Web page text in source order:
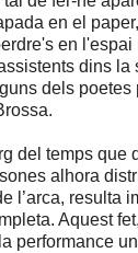
en el
en
dins la
dels
del temps que
alhora
l’arca, resulta
Aquest
performance